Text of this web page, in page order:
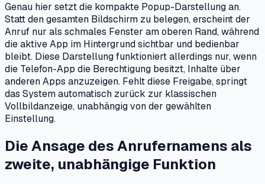
Genau hier setzt die kompakte Popup-Darstellung an.
Statt den gesamten Bildschirm zu belegen, erscheint der
Anruf nur als schmales Fenster am oberen Rand, während
die aktive App im Hintergrund sichtbar und bedienbar
bleibt. Diese Darstellung funktioniert allerdings nur, wenn
die Telefon-App die Berechtigung besitzt, Inhalte über
anderen Apps anzuzeigen. Fehlt diese Freigabe, springt
das System automatisch zurück zur klassischen
Vollbildanzeige, unabhängig von der gewählten
Einstellung.
Die Ansage des Anrufernamens als
zweite, unabhängige Funktion